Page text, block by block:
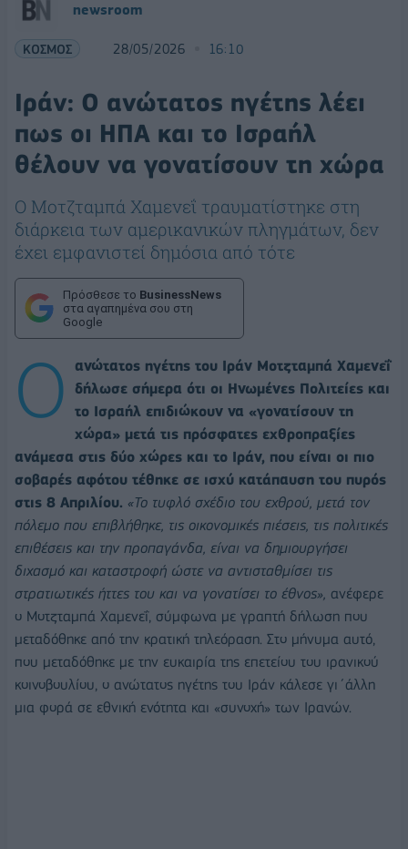
newsroom
ΚΟΣΜΟΣ 28/05/2026 16:10
Ιράν: Ο ανώτατος ηγέτης λέει
πως οι ΗΠΑ και το Ισραήλ
θέλουν να γονατίσουν τη χώρα
Ο Μοτζταμπά Χαμενεΐ τραυματίστηκε στη
διάρκεια των αμερικανικών πληγμάτων, δεν
έχει εμφανιστεί δημόσια από τότε
Πρόσθεσε το BusinessNews
στα αγαπημένα σου στη
Google
Ο
ανώτατος ηγέτης του Ιράν Μοτζταμπά Χαμενεΐ
δήλωσε σήμερα ότι οι Ηνωμένες Πολιτείες και
το Ισραήλ επιδιώκουν να «γονατίσουν τη
χώρα» μετά τις πρόσφατες εχθροπραξίες
ανάμεσα στις δύο χώρες και το Ιράν, που είναι οι πιο
σοβαρές αφότου τέθηκε σε ισχύ κατάπαυση του πυρός
στις 8 Απριλίου. «Το τυφλό σχέδιο του εχθρού, μετά τον
πόλεμο που επιβλήθηκε, τις οικονομικές πιέσεις, τις πολιτικές
επιθέσεις και την προπαγάνδα, είναι να δημιουργήσει
διχασμό και καταστροφή ώστε να αντισταθμίσει τις
στρατιωτικές ήττες του και να γονατίσει το έθνος», ανέφερε
ο Μοτζταμπά Χαμενεΐ, σύμφωνα με γραπτή δήλωση που
μεταδόθηκε από την κρατική τηλεόραση. Στο μήνυμα αυτό,
που μεταδόθηκε με την ευκαιρία της επετείου του ιρανικού
κοινοβουλίου, ο ανώτατος ηγέτης του Ιράν κάλεσε γι΄άλλη
μια φορά σε εθνική ενότητα και «συνοχή» των Ιρανών.